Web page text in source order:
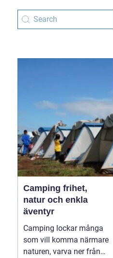
Camping frihet,
natur och enkla
äventyr
Camping lockar många
som vill komma närmare
naturen, varva ner från